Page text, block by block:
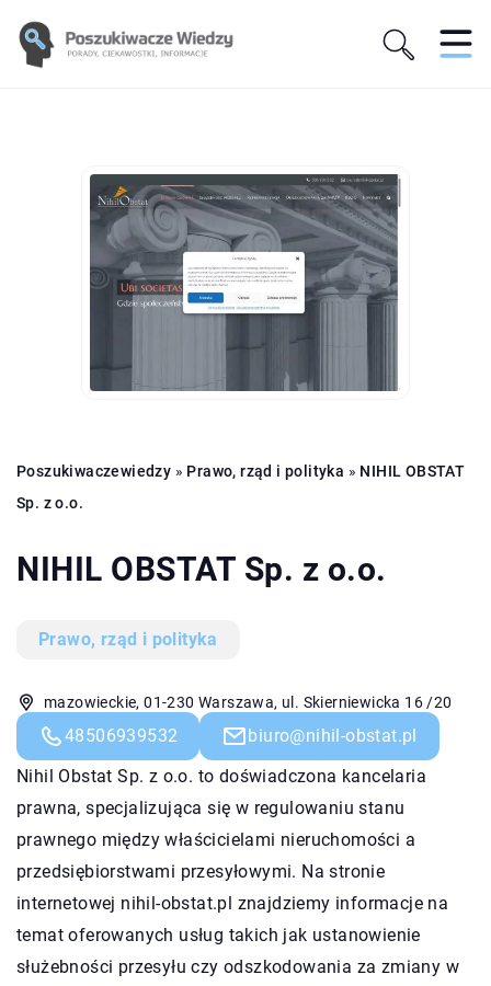
Poszukiwaczewiedzy » Prawo, rząd i polityka » NIHIL OBSTAT
Sp. z o.o.
NIHIL OBSTAT Sp. z o.o.
Prawo, rząd i polityka
mazowieckie, 01-230 Warszawa, ul. Skierniewicka 16 /20
48506939532
biuro@nihil-obstat.pl
Nihil Obstat Sp. z o.o. to doświadczona kancelaria
prawna, specjalizująca się w regulowaniu stanu
prawnego między właścicielami nieruchomości a
przedsiębiorstwami przesyłowymi. Na stronie
internetowej nihil-obstat.pl znajdziemy informacje na
temat oferowanych usług takich jak ustanowienie
służebności przesyłu czy odszkodowania za zmiany w